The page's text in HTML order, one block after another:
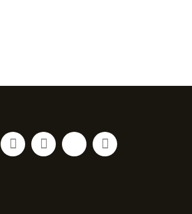
FacebookYouTubeVimeo Instagram